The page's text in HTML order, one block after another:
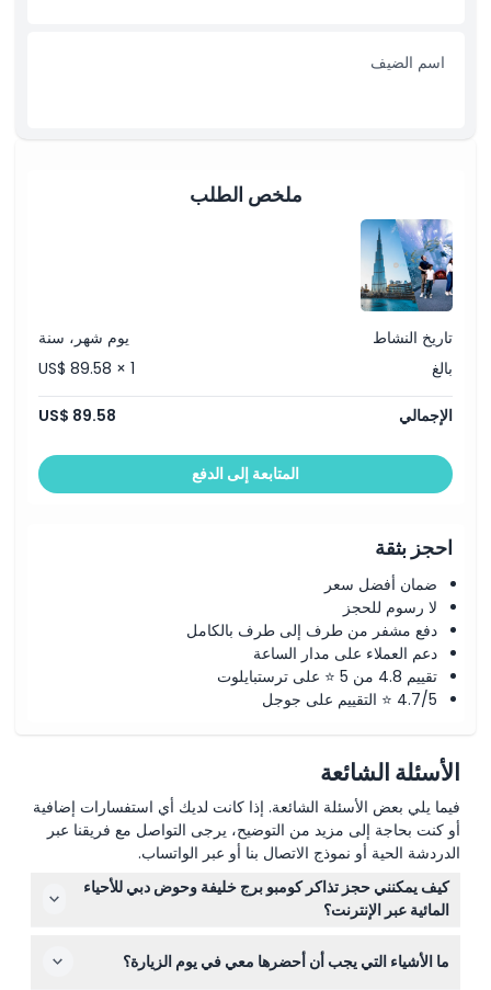
سياسة الإلغاء
اسم الضيف
ملخص الطلب
تاريخ النشاط
يوم شهر، سنة
بالغ
US$ 89.58 × 1
الإجمالي US$ 89.58
المتابعة إلى الدفع
احجز بثقة
ضمان أفضل سعر
لا رسوم للحجز
دفع مشفر من طرف إلى طرف بالكامل
دعم العملاء على مدار الساعة
تقييم 4.8 من 5 ⭐ على ترستبايلوت
4.7/5 ⭐ التقييم على جوجل
الأسئلة الشائعة
فيما يلي بعض الأسئلة الشائعة. إذا كانت لديك أي استفسارات إضافية
أو كنت بحاجة إلى مزيد من التوضيح، يرجى التواصل مع فريقنا عبر
الدردشة الحية أو نموذج الاتصال بنا أو عبر الواتساب.
كيف يمكنني حجز تذاكر كومبو برج خليفة وحوض دبي للأحياء
المائية عبر الإنترنت؟
بسهولة عبر هذا الموقع الإلكتروني. فقط اختر التاريخ والوقت
ما الأشياء التي يجب أن أحضرها معي في يوم الزيارة؟